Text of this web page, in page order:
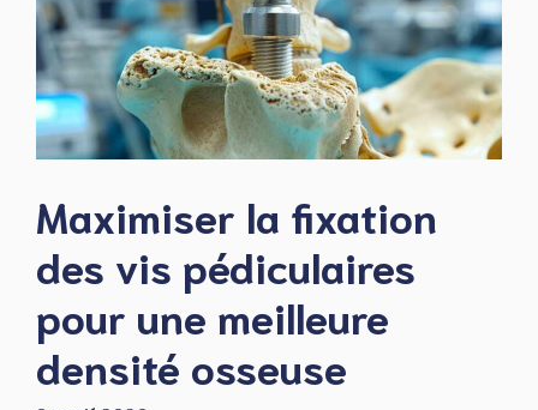
Maximiser la fixation
des vis pédiculaires
pour une meilleure
densité osseuse